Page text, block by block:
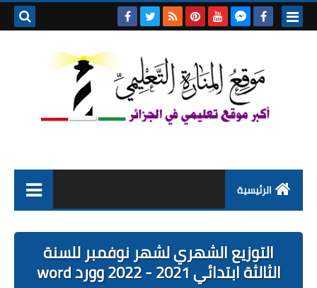
الرئيسية
التربية التحضيرية
التوزيع الشهري لشهر نوفمبر للسنة
الثالثة ابتدائي 2021 - 2022 وورد word